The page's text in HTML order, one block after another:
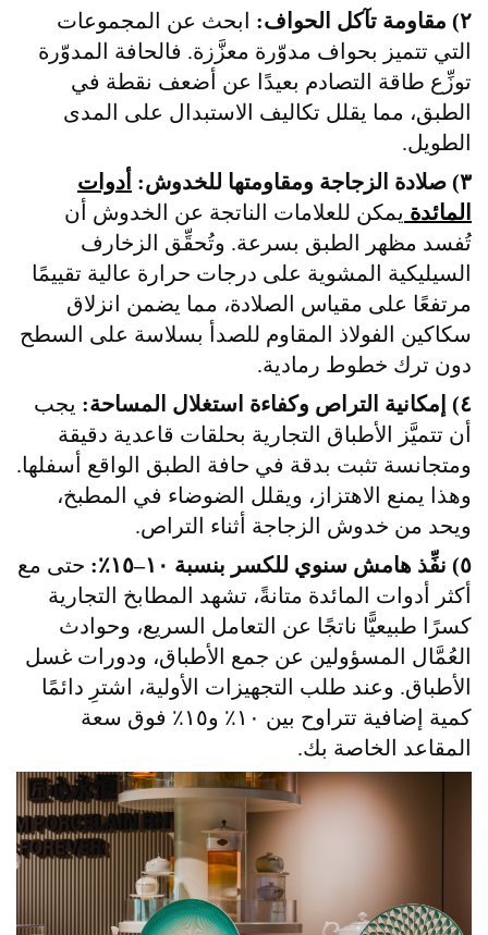
٢) مقاومة تآكل الحواف:
ابحث عن المجموعات
التي تتميز بحواف مدوّرة معزَّزة. فالحافة المدوّرة
توزِّع طاقة التصادم بعيدًا عن أضعف نقطة في
الطبق، مما يقلل تكاليف الاستبدال على المدى
الطويل.
٣) صلادة الزجاجة ومقاومتها للخدوش:
أدوات
المائدة يمكن للعلامات الناتجة عن الخدوش أن
تُفسد مظهر الطبق بسرعة. وتُحقِّق الزخارف
السيليكية المشوية على درجات حرارة عالية تقييمًا
مرتفعًا على مقياس الصلادة، مما يضمن انزلاق
سكاكين الفولاذ المقاوم للصدأ بسلاسة على السطح
دون ترك خطوط رمادية.
٤) إمكانية التراص وكفاءة استغلال المساحة:
يجب
أن تتميَّز الأطباق التجارية بحلقات قاعدية دقيقة
ومتجانسة تثبت بدقة في حافة الطبق الواقع أسفلها.
وهذا يمنع الاهتزاز، ويقلل الضوضاء في المطبخ،
ويحد من خدوش الزجاجة أثناء التراص.
٥) نفِّذ هامش سنوي للكسر بنسبة ١٠–١٥٪:
حتى مع
أكثر أدوات المائدة متانةً، تشهد المطابخ التجارية
كسرًا طبيعيًّا ناتجًا عن التعامل السريع، وحوادث
العُمَّال المسؤولين عن جمع الأطباق، ودورات غسل
الأطباق. وعند طلب التجهيزات الأولية، اشترِ دائمًا
كمية إضافية تتراوح بين ١٠٪ و١٥٪ فوق سعة
المقاعد الخاصة بك.